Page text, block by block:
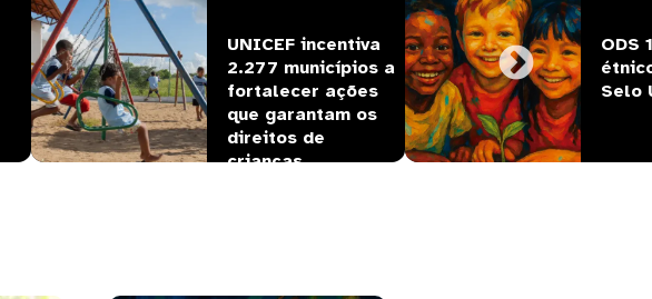
UNICEF incentiva
2.277 municípios a
fortalecer ações
que garantam os
direitos de
crianças…
ODS
Selo